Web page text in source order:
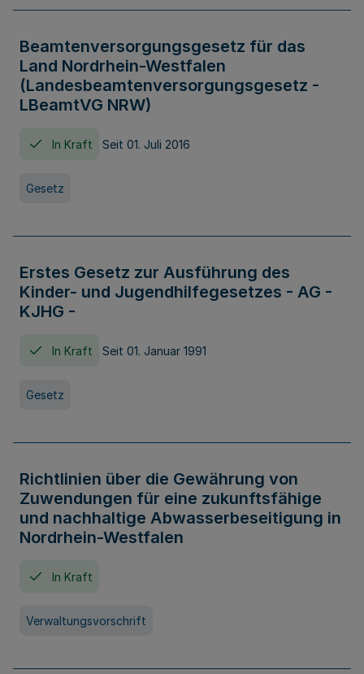
Beamtenversorgungsgesetz für das
Land Nordrhein-Westfalen
(Landesbeamtenversorgungsgesetz -
LBeamtVG NRW)
In Kraft Seit 01. Juli 2016
Gesetz
Erstes Gesetz zur Ausführung des
Kinder- und Jugendhilfegesetzes - AG -
KJHG -
In Kraft Seit 01. Januar 1991
Gesetz
Richtlinien über die Gewährung von
Zuwendungen für eine zukunftsfähige
und nachhaltige Abwasserbeseitigung in
Nordrhein-Westfalen
In Kraft
Verwaltungsvorschrift